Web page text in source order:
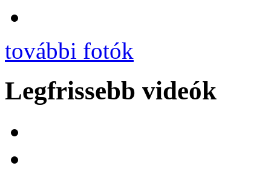
további fotók
Legfrissebb videók